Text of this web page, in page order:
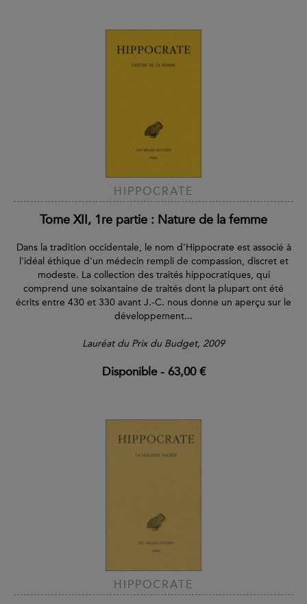
HIPPOCRATE
Tome XII, 1re partie : Nature de la femme
Dans la tradition occidentale, le nom d'Hippocrate est associé à
l'idéal éthique d'un médecin rempli de compassion, discret et
modeste. La collection des traités hippocratiques, qui
comprend une soixantaine de traités dont la plupart ont été
écrits entre 430 et 330 avant J.-C. nous donne un aperçu sur le
développement...
Lauréat du Prix du Budget, 2009
Disponible- 63,00 €
HIPPOCRATE